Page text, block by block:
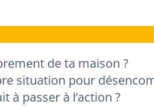
de ta maison ?
situation pour
à passer à l’action ?